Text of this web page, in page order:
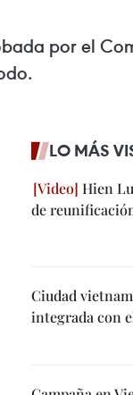
por el
LO MÁS
Hien
de
Ciudad
integrada con